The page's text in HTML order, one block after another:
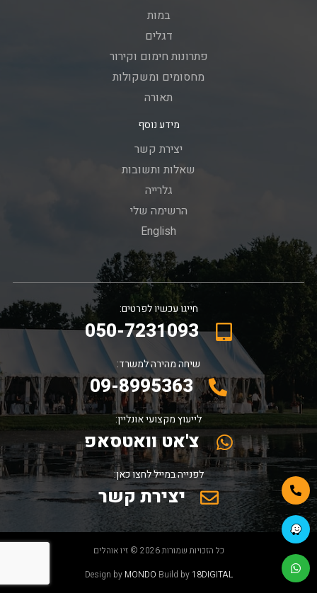
במות
דגלים
פתרונות חימום וקירור
מחסומים ומשקולות
תאורה
מידע נוסף
יצירת קשר
שאלות ותשובות
גלרייה
הרשימה שלי
English
חייגו עכשיו לפרטים:
050-7231093
שיחה מהירה למשרד:
09-8995363
לייעוץ מקצועי אונליין:
צ'אט וואטסאפ
לפנייה במייל לחצו כאן:
יצירת קשר
כל הזכויות שמורות 2026 © זיו אוהלים
Design by MONDO Build by18DIGITAL